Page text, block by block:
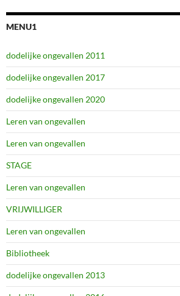
MENU1
dodelijke ongevallen 2011
dodelijke ongevallen 2017
dodelijke ongevallen 2020
Leren van ongevallen
Leren van ongevallen
STAGE
Leren van ongevallen
VRIJWILLIGER
Leren van ongevallen
Bibliotheek
dodelijke ongevallen 2013